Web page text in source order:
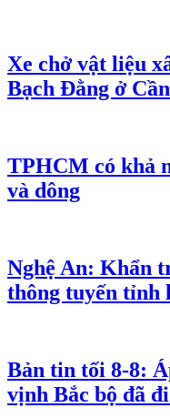
Xe chở vật liệu
Bạch Đằng ở
TPHCM có khả
và dông
Nghệ An: Khẩn
thông tuyến tỉnh
Bản tin tối 8-8:
vịnh Bắc bộ đã